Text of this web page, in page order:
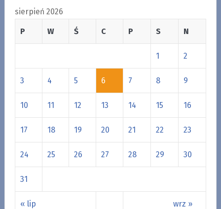
sierpień 2026
P W Ś C P S N
« lip wrz »
1 2
3 4 5 6 7 8 9
10 11 12 13 14 15 16
17 18 19 20 21 22 23
24 25 26 27 28 29 30
31